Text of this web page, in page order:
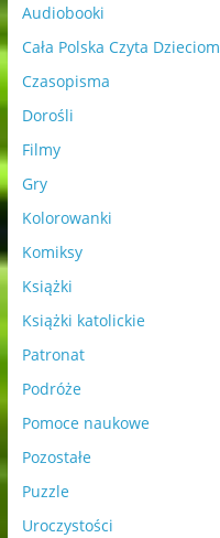
Audiobooki
Cała Polska Czyta Dzieciom
Czasopisma
Dorośli
Filmy
Gry
Kolorowanki
Komiksy
Książki
Książki katolickie
Patronat
Podróże
Pomoce naukowe
Pozostałe
Puzzle
Uroczystości